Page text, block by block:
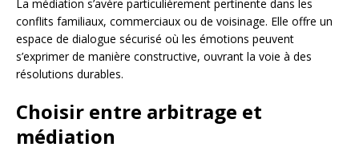
La médiation s’avère particulièrement pertinente dans les
conflits familiaux, commerciaux ou de voisinage. Elle offre un
espace de dialogue sécurisé où les émotions peuvent
s’exprimer de manière constructive, ouvrant la voie à des
résolutions durables.
Choisir entre arbitrage et
médiation